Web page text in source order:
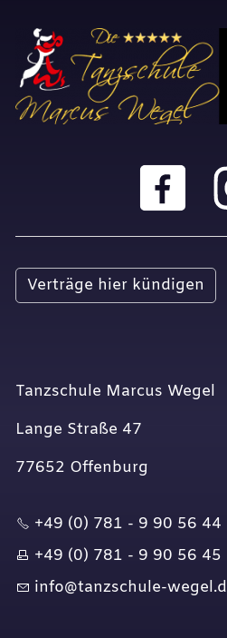
Verträge hier kündigen
Tanzschule Marcus Wegel
Lange Straße 47
77652 Offenburg
+49 (0) 781 - 9 90 56 44
+49 (0) 781 - 9 90 56 45
nf
t nzsch l -w g l d